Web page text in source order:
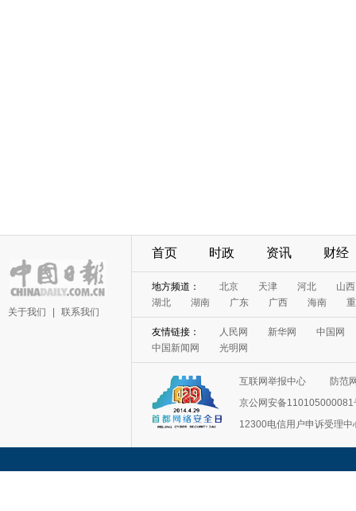
关于我们 联系我们
首页 时政 资讯 财经
地方频道： 北京 天津 河北
山西
湖北
湖南 广东 广西 海南
友情链接： 人民网 新华网
中国网
中国新闻网
光明网
互联网举报中心
防范
京公网安备110105000081
12300电信用户申诉受理中